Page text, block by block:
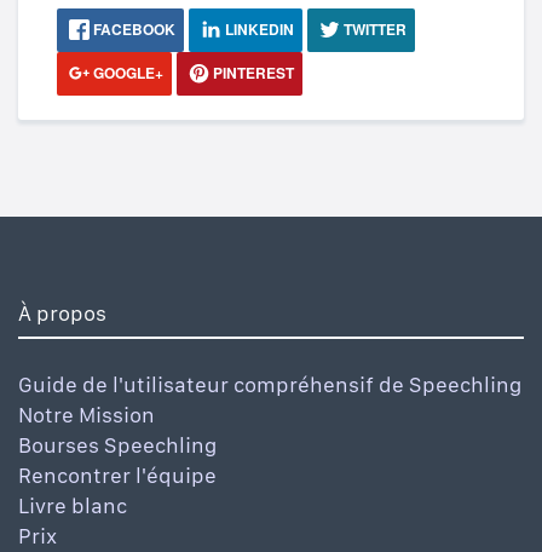
FACEBOOK LINKEDIN
TWITTER
GOOGLE+
PINTEREST
À propos
Guide de l'utilisateur compréhensif de Speechling
Notre Mission
Bourses Speechling
Rencontrer l'équipe
Livre blanc
Prix